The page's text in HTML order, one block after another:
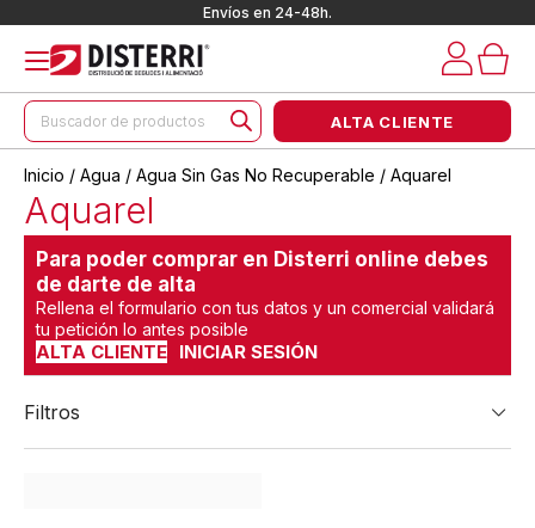
Envíos en 24-48h.
Búsqueda
de
productos
ALTA CLIENTE
Inicio / Agua / Agua Sin Gas No Recuperable / Aquarel
Aquarel
Para poder comprar en Disterri online debes
de darte de alta
Rellena el formulario con tus datos y un comercial validará
tu petición lo antes posible
ALTA CLIENTE INICIAR SESIÓN
Filtros